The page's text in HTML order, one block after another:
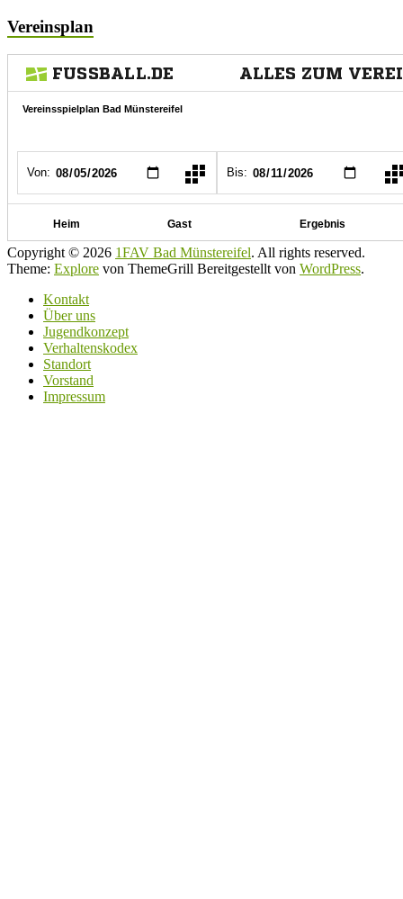
Vereinsplan
Copyright © 2026 1FAV Bad Münstereifel. All rights reserved.
Theme: Explore von ThemeGrill Bereitgestellt von WordPress.
Kontakt
Über uns
Jugendkonzept
Verhaltenskodex
Standort
Vorstand
Impressum